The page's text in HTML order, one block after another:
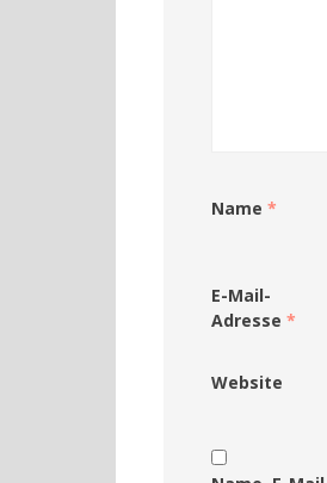
Name *
E-Mail-
Adresse *
Website